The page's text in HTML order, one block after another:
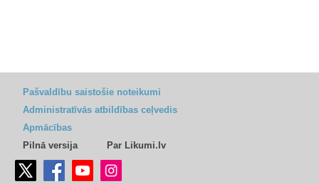
Pašvaldību saistošie noteikumi
Administratīvās atbildības ceļvedis
Apmācības
Pilnā versija
Par Likumi.lv